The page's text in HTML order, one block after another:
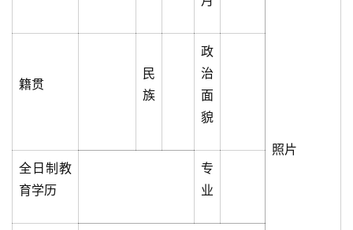
照片
籍贯
民
族
政
治
面
貌
全日制教
育学历
专
业